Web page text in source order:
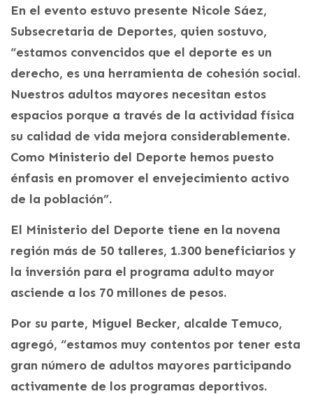
En el evento estuvo presente Nicole Sáez,
Subsecretaria de Deportes, quien sostuvo,
“estamos convencidos que el deporte es un
derecho, es una herramienta de cohesión social.
Nuestros adultos mayores necesitan estos
espacios porque a través de la actividad física
su calidad de vida mejora considerablemente.
Como Ministerio del Deporte hemos puesto
énfasis en promover el envejecimiento activo
de la población”.
El Ministerio del Deporte tiene en la novena
región más de 50 talleres, 1.300 beneficiarios y
la inversión para el programa adulto mayor
asciende a los 70 millones de pesos.
Por su parte, Miguel Becker, alcalde Temuco,
agregó, “estamos muy contentos por tener esta
gran número de adultos mayores participando
activamente de los programas deportivos.